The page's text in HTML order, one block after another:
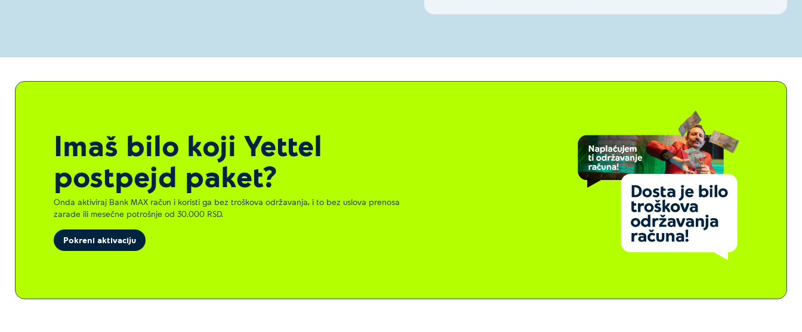
Imaš bilo koji Yettel
postpejd paket?
Onda aktiviraj Bank MAX račun i koristi ga bez troškova održavanja, i to bez uslova prenosa
zarade ili mesečne potrošnje od 30.000 RSD.
Pokreni aktivaciju